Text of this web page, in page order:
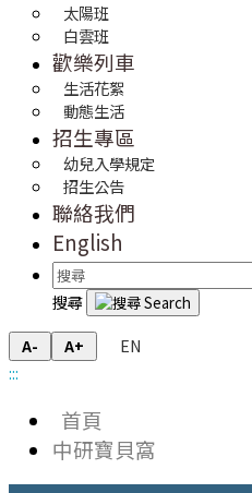
太陽班
白雲班
歡樂列車
生活花絮
動態生活
招生專區
幼兒入學規定
招生公告
聯絡我們
English
搜尋
A- A+
EN
:::
首頁
中研寶貝窩